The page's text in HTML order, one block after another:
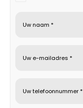
Uw naam *
Uw e-mailadres *
Uw telefoonnummer *